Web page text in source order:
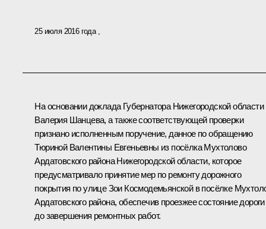
25 июля 2016 года
На основании доклада Губернатора Нижегородской области
Валерия Шанцева, а также соответствующей проверки
признано исполненным поручение, данное по обращению
Тюриной Валентины Евгеньевны из посёлка Мухтолово
Ардатовского района Нижегородской области, которое
предусматривало принятие мер по ремонту дорожного
покрытия по улице Зои Космодемьянской в посёлке
Ардатовского района, обеспечив проезжее состояние дороги
до завершения ремонтных работ.